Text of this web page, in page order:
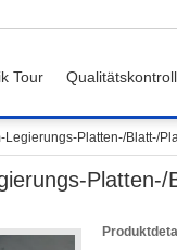
Tour
Platten-/Blatt-/